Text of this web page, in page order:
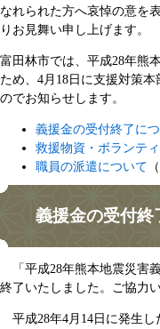
なれられた方へ哀悼の意を
りお見舞い申し上げます。
富田林市では、平成28年熊
ため、4月18日に支援対策
のでお知らせします。
義援金の受付終了に
救援物資・ボランテ
職員の派遣について
義援金の受付終
「平成28年熊本地震災害
終了いたしました。ご協力
平成28年4月14日に発生し